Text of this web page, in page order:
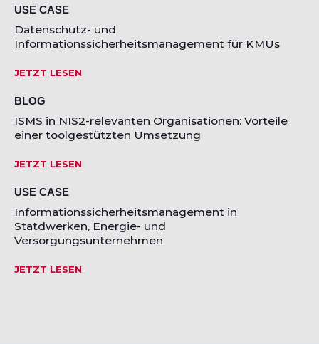
USE CASE
Datenschutz- und
Informationssicherheitsmanagement für KMUs
JETZT LESEN
BLOG
ISMS in NIS2-relevanten Organisationen: Vorteile
einer toolgestützten Umsetzung
JETZT LESEN
USE CASE
Informationssicherheitsmanagement in
Statdwerken, Energie- und
Versorgungsunternehmen
JETZT LESEN